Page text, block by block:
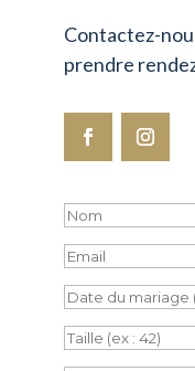
Contactez-
prendre